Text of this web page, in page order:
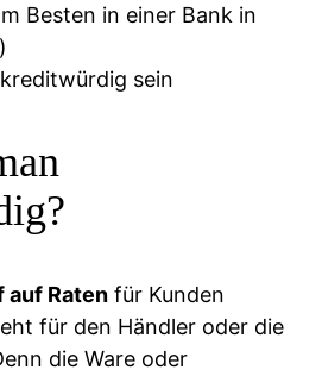
Besten in einer Bank in
sein
auf Raten für Kunden
für den Händler oder die
die Ware oder